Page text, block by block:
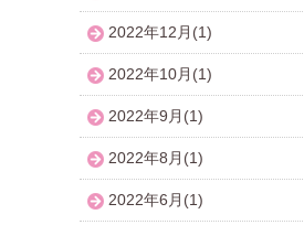
2022年12月(1)
2022年10月(1)
2022年9月(1)
2022年8月(1)
2022年6月(1)